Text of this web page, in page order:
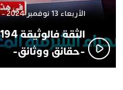
الأربعاء 13 نوفمبر 2024 - 11:56
-حقائق ووثائق-